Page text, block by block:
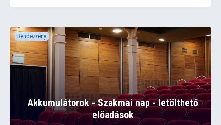
Rendezvény
Akkumulátorok - Szakmai nap - letölthető
előadások